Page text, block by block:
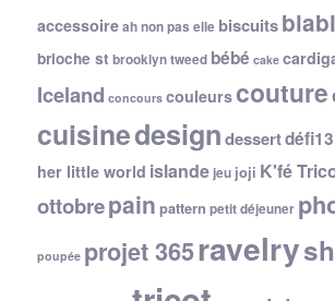
accessoireah non pas elle biscuits
brioche st brooklyn tweed bébé cake
Iceland concours couleurscouture
cuisinedesigndessertdéfi13
her little world islandejeu joji K'fé
ottobrepain pattern petit déjeuner
poupée projet 365ravelry